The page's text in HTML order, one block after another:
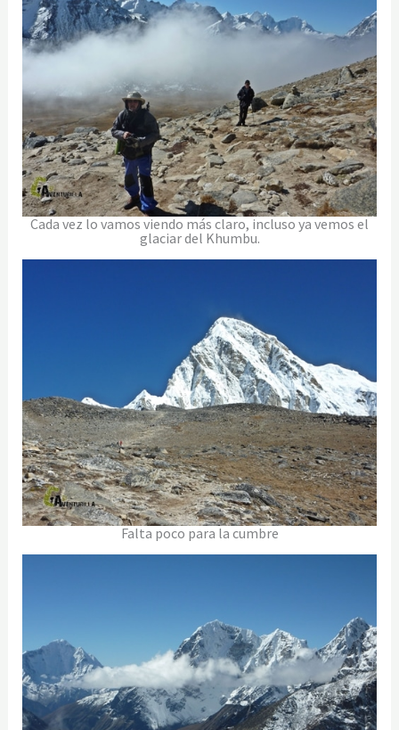
Cada vez lo vamos viendo más claro, incluso ya vemos el
glaciar del Khumbu.
Falta poco para la cumbre